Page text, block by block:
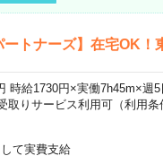
ートナーズ】在宅OK！
給1730円×実働7h45m×週
りサービス利用可（利用条
て実費支給